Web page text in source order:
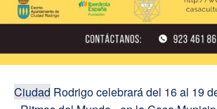
Ciudad Rodrigo celebrará del 16 al 19